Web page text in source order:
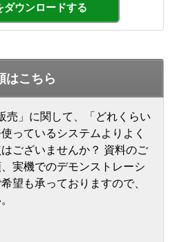
ダウンロードする
はこちら
売」に関して、「どれくらい
っているシステムよりよく
ございませんか？ 資料のご
実機でのデモンストレーシ
望も承っておりますので、